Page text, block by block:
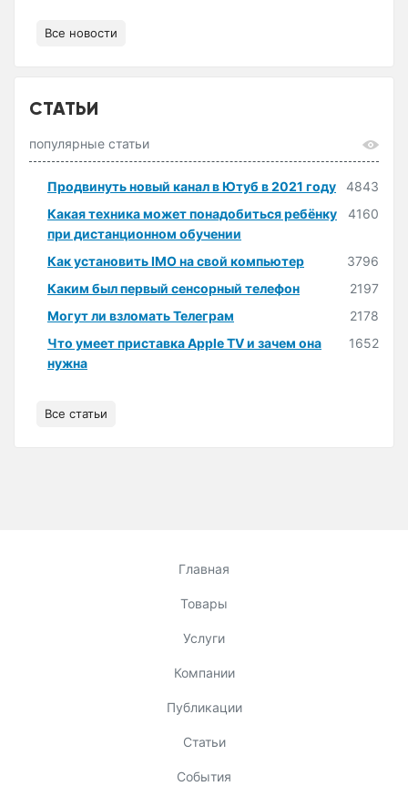
Все новости
СТАТЬИ
популярные статьи
Продвинуть новый канал в Ютуб в 2021 году
4843
Какая техника может понадобиться ребёнку
при дистанционном обучении
4160
Как установить IMO на свой компьютер
3796
Каким был первый сенсорный телефон
2197
Могут ли взломать Телеграм
2178
Что умеет приставка Apple TV и зачем она
нужна
1652
Все статьи
Главная
Товары
Услуги
Компании
Публикации
Статьи
События